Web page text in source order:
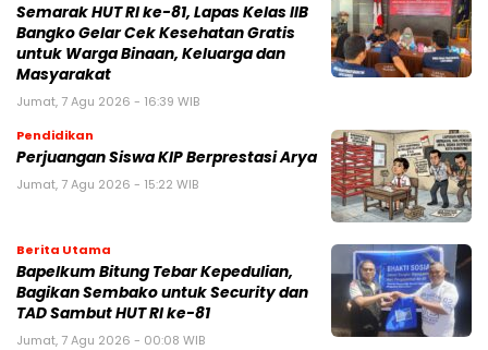
Semarak HUT RI ke-81, Lapas Kelas IIB
Bangko Gelar Cek Kesehatan Gratis
untuk Warga Binaan, Keluarga dan
Masyarakat
Jumat, 7 Agu 2026 - 16:39 WIB
Pendidikan
Perjuangan Siswa KIP Berprestasi Arya
Jumat, 7 Agu 2026 - 15:22 WIB
Berita Utama
Bapelkum Bitung Tebar Kepedulian,
Bagikan Sembako untuk Security dan
TAD Sambut HUT RI ke-81
Jumat, 7 Agu 2026 - 00:08 WIB